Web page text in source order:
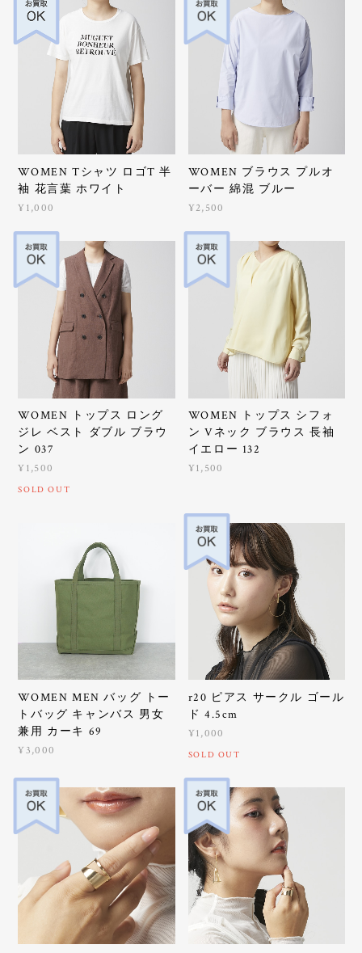
WOMEN Tシャツ ロゴT 半
袖 花言葉 ホワイト
¥1,000
WOMEN ブラウス プルオ
ーバー 綿混 ブルー
¥2,500
WOMEN トップス ロング
ジレ ベスト ダブル ブラウ
ン 037
¥1,500
SOLD OUT
WOMEN トップス シフォ
ン Vネック ブラウス 長袖
イエロー 132
¥1,500
WOMEN MEN バッグ トー
トバッグ キャンバス 男女
兼用 カーキ 69
¥3,000
r20 ピアス サークル ゴール
ド 4.5cm
¥1,000
SOLD OUT